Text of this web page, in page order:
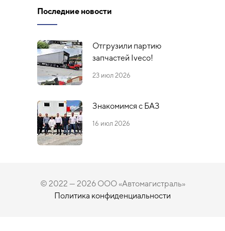
Последние новости
Отгрузили партию
запчастей Iveco!
23 июл 2026
Знакомимся с БАЗ
16 июл 2026
© 2022 — 2026 ООО «Автомагистраль»
Политика конфиденциальности